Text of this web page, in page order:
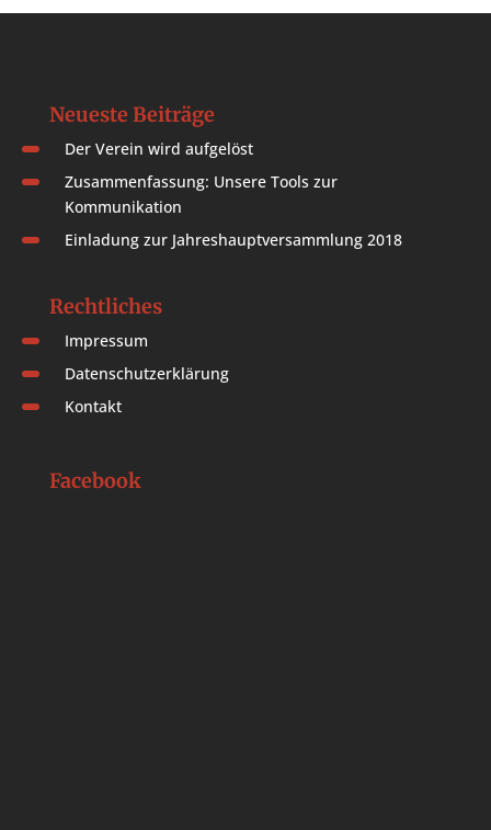
Neueste Beiträge
Der Verein wird aufgelöst
Zusammenfassung: Unsere Tools zur
Kommunikation
Einladung zur Jahreshauptversammlung 2018
Rechtliches
Impressum
Datenschutzerklärung
Kontakt
Facebook